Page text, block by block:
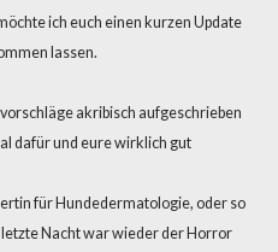
ich euch einen kurzen Update
lassen.
akribisch aufgeschrieben
dafür und eure wirklich gut
für Hundedermatologie, oder so
letzte Nacht war wieder der Horror